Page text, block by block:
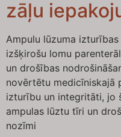
zāļu
Ampulu lūzuma
izšķirošu lomu
un drošības
novērtētu medicīniskajā
izturību un integritāti, jo
ampulas lūztu tīri un
nozīmi